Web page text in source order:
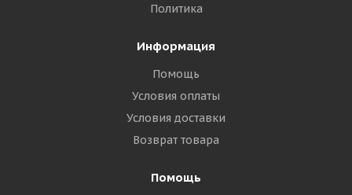
Политика
Информация
Помощь
Условия оплаты
Условия доставки
Возврат товара
Помощь